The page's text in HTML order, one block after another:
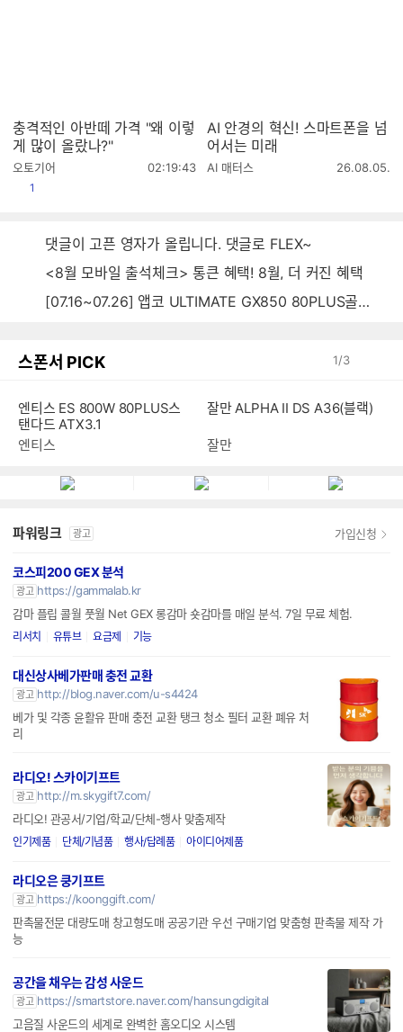
충격적인 아반떼 가격 "왜 이렇
게 많이 올랐나?"
오토기어
작
02:19:43
1
AI 안경의 혁신! 스마트폰을 넘
어서는 미래
AI 매터스
작
26.08.05.
댓글이 고픈 영자가 올립니다. 댓글로 FLEX~
<8월 모바일 출석체크> 통큰 혜택! 8월, 더 커진 혜택
[07.16~07.26] 앱코 ULTIMATE GX850 80PLUS골드 풀모듈러 ATX3.0 블랙
스폰서 PICK 1/3
엔티스 ES 800W 80PLUS스
탠다드 ATX3.1
엔티스
잘만 ALPHA II DS A36(블랙)
잘만
파워링크 광고 가입신청
코스피200 GEX 분석
광고 https://gammalab.kr
감마 플립 콜월 풋월 Net GEX 롱감마 숏감마를 매일 분석. 7일 무료 체험.
리서치 유튜브 요금제 기능
대신상사베가판매 충전 교환
광고 http://blog.naver.com/u-s4424
베가 및 각종 윤활유 판매 충전 교환 탱크 청소 필터 교환 폐유 처
리
라디오! 스카이기프트
광고 http://m.skygift7.com/
라디오! 관공서/기업/학교/단체-행사 맞춤제작
인기제품 단체/기념품 행사/답례품 아이디어제품
라디오은 쿵기프트
광고 https://koonggift.com/
판촉물전문 대량도매 창고형도매 공공기관 우선 구매기업 맞춤형 판촉물 제작 가
능
공간을 채우는 감성 사운드
광고 https://smartstore.naver.com/hansungdigital
고음질 사운드의 세계로 완벽한 홈오디오 시스템